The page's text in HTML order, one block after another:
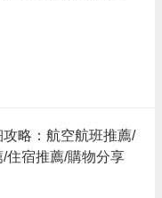
略：航空航班推薦/
住宿推薦/購物分享